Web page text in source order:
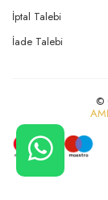
İptal Talebi
İade Talebi
©